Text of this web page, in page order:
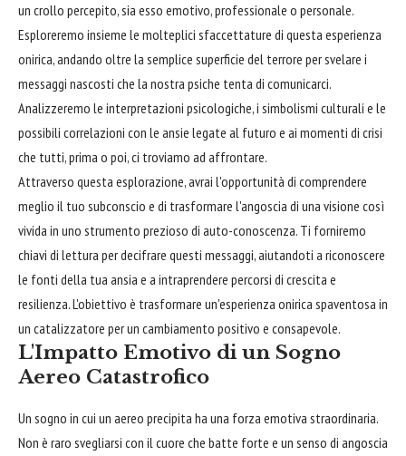
un crollo percepito, sia esso emotivo, professionale o personale.
Esploreremo insieme le molteplici sfaccettature di questa esperienza
onirica, andando oltre la semplice superficie del terrore per svelare i
messaggi nascosti che la nostra psiche tenta di comunicarci.
Analizzeremo le interpretazioni psicologiche, i simbolismi culturali e le
possibili correlazioni con le ansie legate al futuro e ai momenti di crisi
che tutti, prima o poi, ci troviamo ad affrontare.
Attraverso questa esplorazione, avrai l'opportunità di comprendere
meglio il tuo subconscio e di trasformare l'angoscia di una visione così
vivida in uno strumento prezioso di auto-conoscenza. Ti forniremo
chiavi di lettura per decifrare questi messaggi, aiutandoti a riconoscere
le fonti della tua ansia e a intraprendere percorsi di crescita e
resilienza. L'obiettivo è trasformare un'esperienza onirica spaventosa in
un catalizzatore per un cambiamento positivo e consapevole.
L'Impatto Emotivo di un Sogno
Aereo Catastrofico
Un sogno in cui un aereo precipita ha una forza emotiva straordinaria.
Non è raro svegliarsi con il cuore che batte forte e un senso di angoscia